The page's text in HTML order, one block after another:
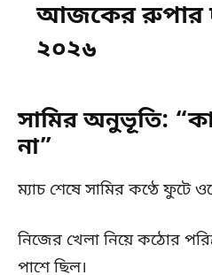
আজকের রুপার
২০২৬
সামির অনুভূতি:
না”
ম্যাচ শেষে সামির কণ্ঠে ফুটে
নিজের খেলা নিয়ে কঠোর
পাশে ছিল।